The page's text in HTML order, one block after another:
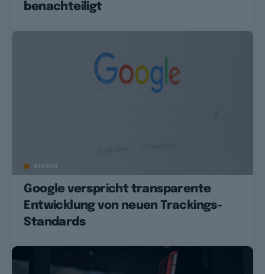
benachteiligt
ARCHIV
Google verspricht transparente
Entwicklung von neuen Trackings-
Standards